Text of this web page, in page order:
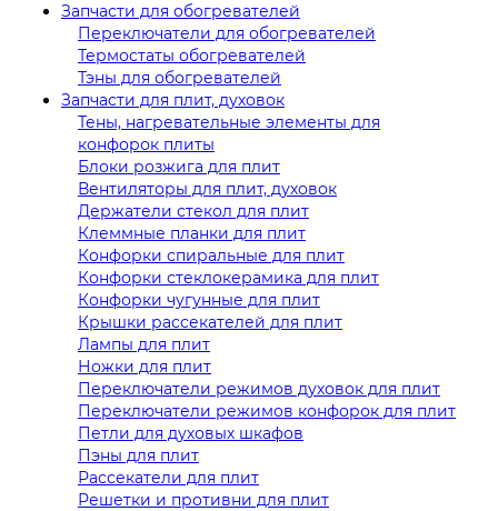
Запчасти для обогревателей
Переключатели для обогревателей
Термостаты обогревателей
Тэны для обогревателей
Запчасти для плит, духовок
Тены, нагревательные элементы для
конфорок плиты
Блоки розжига для плит
Вентиляторы для плит, духовок
Держатели стекол для плит
Клеммные планки для плит
Конфорки спиральные для плит
Конфорки стеклокерамика для плит
Конфорки чугунные для плит
Крышки рассекателей для плит
Лампы для плит
Ножки для плит
Переключатели режимов духовок для плит
Переключатели режимов конфорок для плит
Петли для духовых шкафов
Пэны для плит
Рассекатели для плит
Решетки и противни для плит